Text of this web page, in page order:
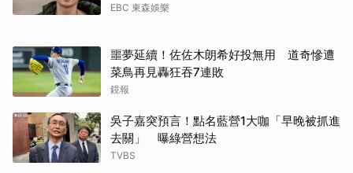
EBC 東森娛樂
噩夢延續！佐佐木朗希好投無用 道奇慘遭
菜鳥再見轟狂吞7連敗
鏡報
吳子嘉突預言！點名藍營1大咖「早晚被抓進
去關」 曝綠營想法
TVBS